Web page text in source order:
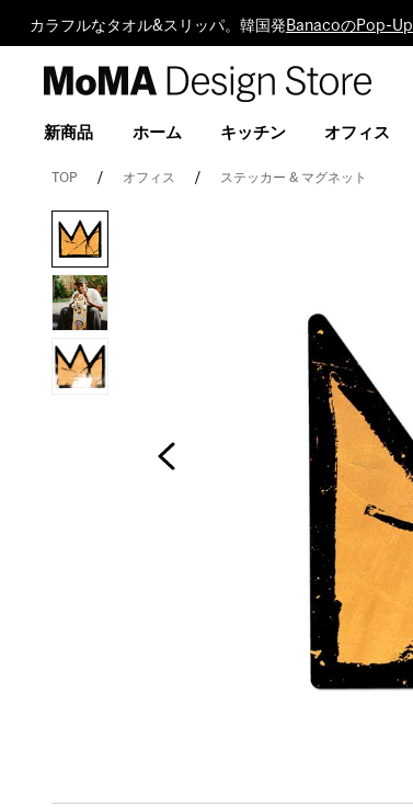
カラフルなタオル&スリッパ。韓国発 BanacoのPop-Up
Design
新商品 ホーム キッチン オフィス
TOP オフィス ステッカー & マグネット